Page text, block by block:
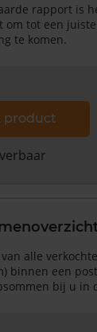
rapport is
om tot een
te komen.
product
alle
binnen een
bij u in